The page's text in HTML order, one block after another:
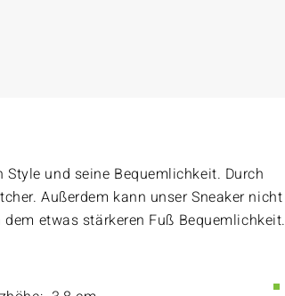
und seine Bequemlichkeit. Durch
Außerdem kann unser Sneaker nicht
etwas stärkeren Fuß Bequemlichkeit.